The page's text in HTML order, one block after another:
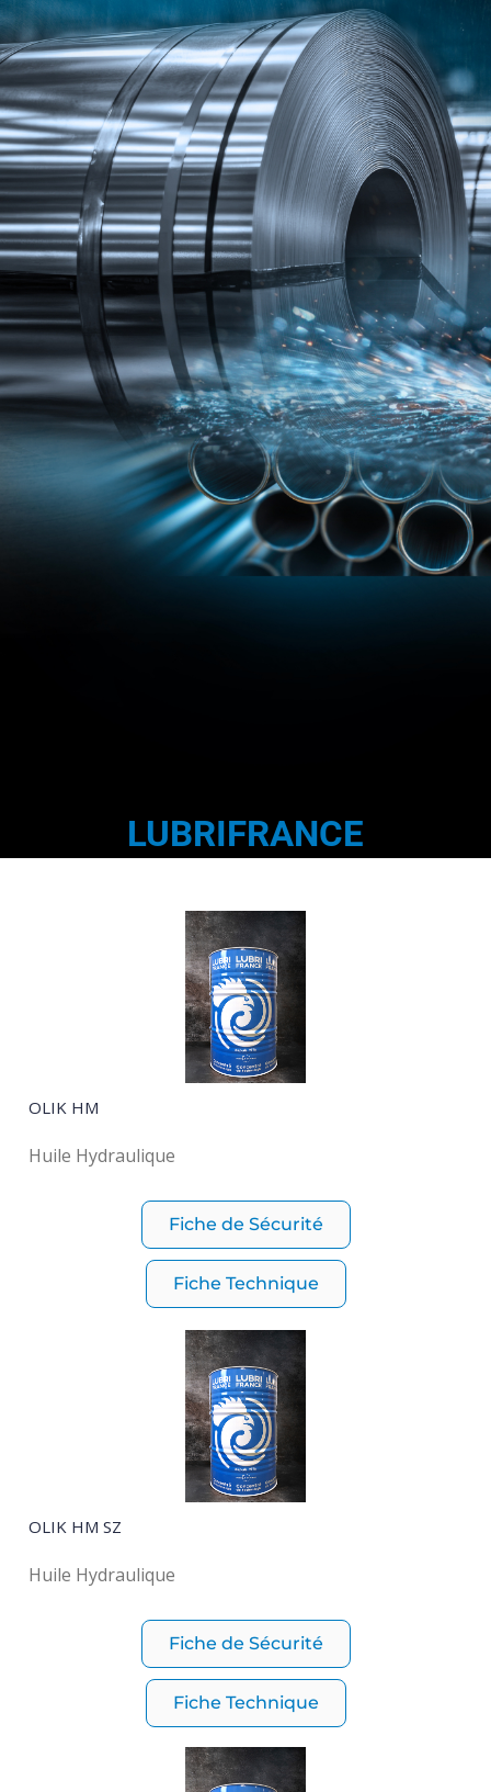
LUBRIFRANCE
OLIK HM
Huile Hydraulique
Fiche de Sécurité
Fiche Technique
OLIK HM SZ
Huile Hydraulique
Fiche de Sécurité
Fiche Technique